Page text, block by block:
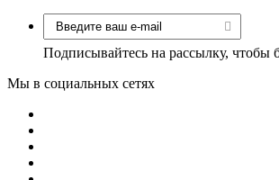
Подписывайтесь на рассылку, чтобы
Мы в социальных сетях